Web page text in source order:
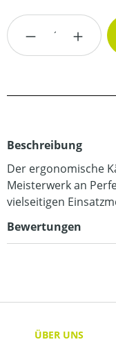
Produkt
Beschreibung
Der ergonomische
Meisterwerk an
vielseitigen
Bewertungen
ÜBER UNS